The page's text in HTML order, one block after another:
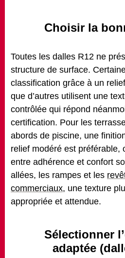
Choisir la
Toutes les dalles R12 ne
structure de surface.
classification grâce à un
que d’autres utilisent une
contrôlée qui répond
certification. Pour les
abords de piscine, une
relief modéré est préférable,
entre adhérence et confort
allées, les rampes et les
commerciaux, une texture
appropriée et attendue.
Sélectionner
adaptée